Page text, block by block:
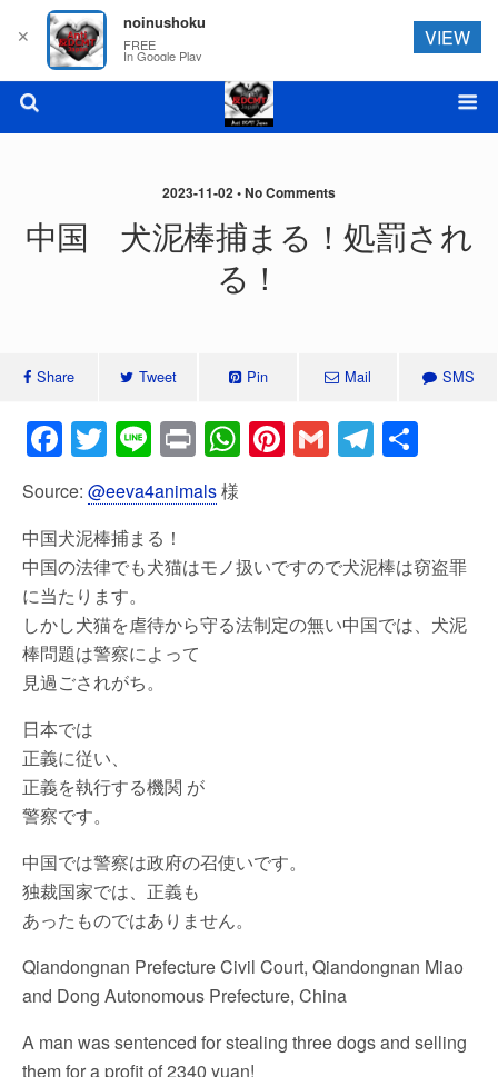
2023-11-02 • No Comments
中国 犬泥棒捕まる！処罰され
る！
Share Tweet Pin Mail SMS
F
a
c
e
b
o
o
k
T
wi
tt
er
Li
n
e
Pr
in
t
W
h
A
p
Pi
nt
st
G
m
T
el
gr
a
m
Source: @eeva4animals様
中国犬泥棒捕まる！
中国の法律でも犬猫はモノ扱いですので犬泥棒は窃盗罪
に当たります。
しかし犬猫を虐待から守る法制定の無い中国では、犬泥
棒問題は警察によって
見過ごされがち。
日本では
正義に従い、
正義を執行する機関 が
警察です。
中国では警察は政府の召使いです。
独裁国家では、正義も
あったものではありません。
Qiandongnan Prefecture Civil Court, Qiandongnan Miao
and Dong Autonomous Prefecture, China
A man was sentenced for stealing three dogs and selling
them for a profit of 2340 yuan!
✕
noinushoku
FREE
In Google Play
VIEW